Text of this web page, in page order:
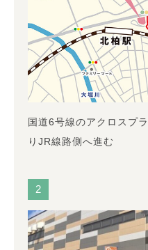
国道6号線のアクロスプ
りJR線路側へ進む
2